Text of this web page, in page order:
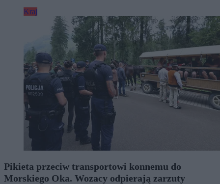
Kraj
Pikieta przeciw transportowi konnemu do
Morskiego Oka. Wozacy odpierają zarzuty